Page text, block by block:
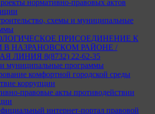
нормативно-правовых актов
схемы и муниципальные
ПРИСОЕДИНЕНИЕ К
В НАЗРАНОВСКОМ РАЙОНЕ /
ЛИНИЯ 8(8732) 22-62-35
муниципальные программы
комфортной городской среды
коррупции
правовые акты противодействии
интернет-портал правовой